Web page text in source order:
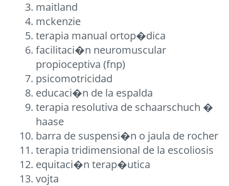
maitland
mckenzie
terapia manual ortop�dica
facilitaci�n neuromuscular
propioceptiva (fnp)
psicomotricidad
educaci�n de la espalda
terapia resolutiva de schaarschuch �
haase
barra de suspensi�n o jaula de rocher
terapia tridimensional de la escoliosis
equitaci�n terap�utica
vojta